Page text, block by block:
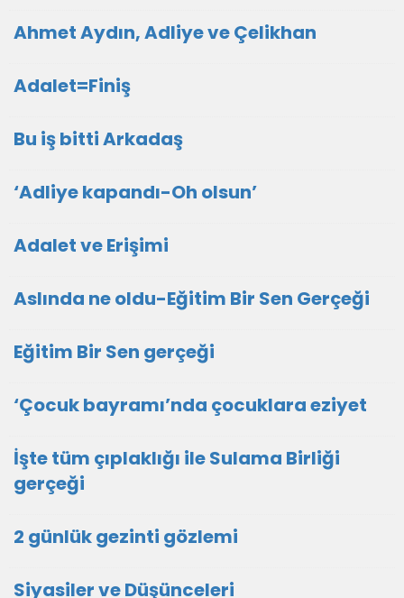
Ahmet Aydın, Adliye ve Çelikhan
Adalet=Finiş
Bu iş bitti Arkadaş
‘Adliye kapandı-Oh olsun’
Adalet ve Erişimi
Aslında ne oldu-Eğitim Bir Sen Gerçeği
Eğitim Bir Sen gerçeği
‘Çocuk bayramı’nda çocuklara eziyet
İşte tüm çıplaklığı ile Sulama Birliği
gerçeği
2 günlük gezinti gözlemi
Siyasiler ve Düşünceleri